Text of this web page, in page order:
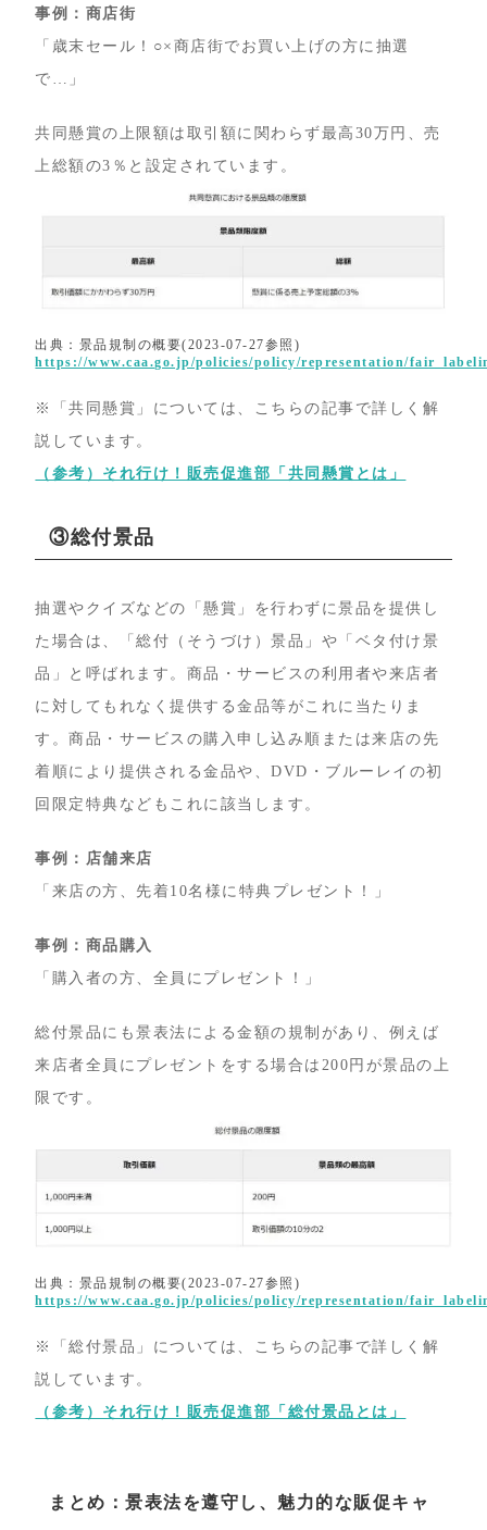
事例：商店街
「歳末セール！○×商店街でお買い上げの方に抽選
で…」
共同懸賞の上限額は取引額に関わらず最高30万円、売
上総額の3％と設定されています。
出典：景品規制の概要(2023-07-27参照)
https://www.caa.go.jp/policies/policy/representation/
※「共同懸賞」については、こちらの記事で詳しく解
説しています。
（参考）それ行け！販売促進部「共同懸賞とは」
③総付景品
抽選やクイズなどの「懸賞」を行わずに景品を提供し
た場合は、「総付（そうづけ）景品」や「ベタ付け景
品」と呼ばれます。商品・サービスの利用者や来店者
に対してもれなく提供する金品等がこれに当たりま
す。商品・サービスの購入申し込み順または来店の先
着順により提供される金品や、DVD・ブルーレイの初
回限定特典などもこれに該当します。
事例：店舗来店
「来店の方、先着10名様に特典プレゼント！」
事例：商品購入
「購入者の方、全員にプレゼント！」
総付景品にも景表法による金額の規制があり、例えば
来店者全員にプレゼントをする場合は200円が景品の上
限です。
出典：景品規制の概要(2023-07-27参照)
https://www.caa.go.jp/policies/policy/representation/
※「総付景品」については、こちらの記事で詳しく解
説しています。
（参考）それ行け！販売促進部「総付景品とは」
まとめ：景表法を遵守し、魅力的な販促キャ